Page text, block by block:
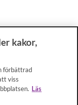
kakor,
förbättrad
viss
Läs